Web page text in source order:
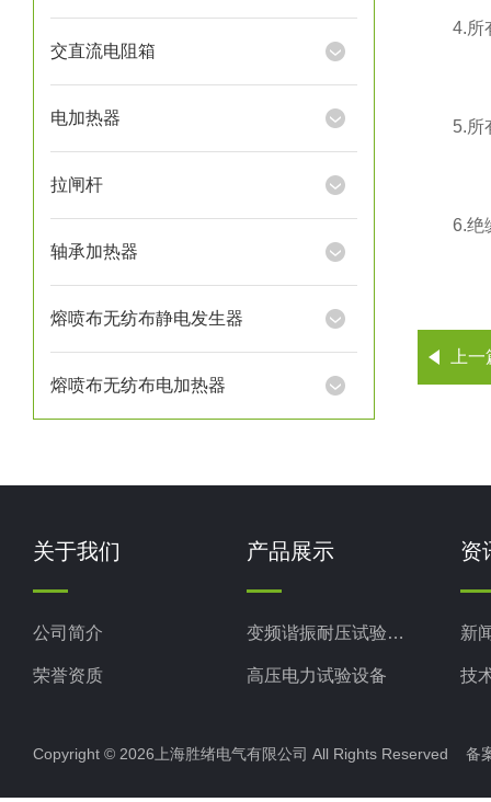
交直流电阻箱
电加热器
拉闸杆
轴承加热器
熔喷布无纺布静电发生器
熔喷布无纺布电加热器
4.所有
5.所有
6.绝缘
上
关于我们
公司简介
荣誉资质
产品展示
变频谐振耐压试验装置
高压电力试验设备
防雷检测仪器设备
资
新
技
Copyright © 2026上海胜绪电气有限公司 All Rights Reserved 备